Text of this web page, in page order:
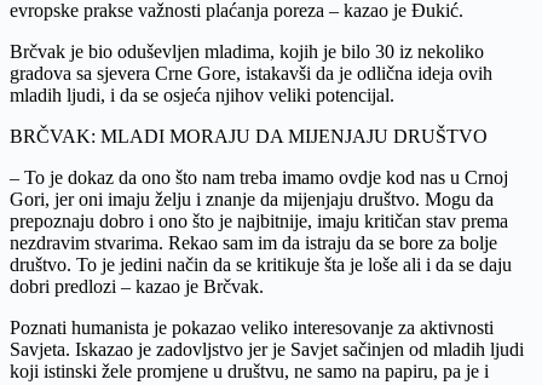
evropske prakse važnosti plaćanja poreza – kazao je Đukić.
Brčvak je bio oduševljen mladima, kojih je bilo 30 iz nekoliko
gradova sa sjevera Crne Gore, istakavši da je odlična ideja ovih
mladih ljudi, i da se osjeća njihov veliki potencijal.
BRČVAK: MLADI MORAJU DA MIJENJAJU DRUŠTVO
– To je dokaz da ono što nam treba imamo ovdje kod nas u Crnoj
Gori, jer oni imaju želju i znanje da mijenjaju društvo. Mogu da
prepoznaju dobro i ono što je najbitnije, imaju kritičan stav prema
nezdravim stvarima. Rekao sam im da istraju da se bore za bolje
društvo. To je jedini način da se kritikuje šta je loše ali i da se daju
dobri predlozi – kazao je Brčvak.
Poznati humanista je pokazao veliko interesovanje za aktivnosti
Savjeta. Iskazao je zadovljstvo jer je Savjet sačinjen od mladih ljudi
koji istinski žele promjene u društvu, ne samo na papiru, pa je i